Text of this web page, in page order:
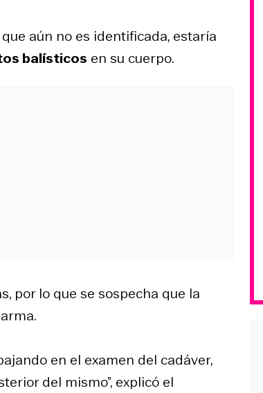
que aún no es identificada, estaría
balísticos en su cuerpo.
por lo que se sospecha que la
en el examen del cadáver,
del mismo”, explicó el